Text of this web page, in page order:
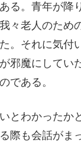
る。青年が降
々老人のため
。それに気付
邪魔にしてい
である。
とわかったか
際も会話がま